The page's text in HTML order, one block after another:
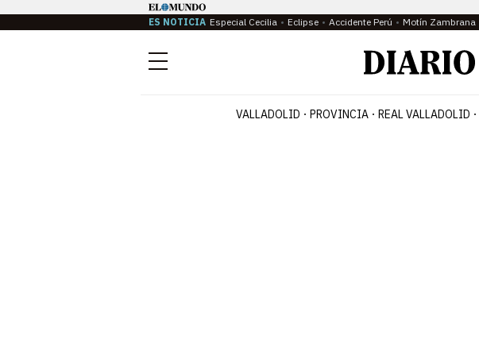
ES NOTICIA Especial Cecilia Eclipse Accidente Perú Motín Zambrana
Menú
VALLADOLID PROVINCIA REAL VALLADOLID